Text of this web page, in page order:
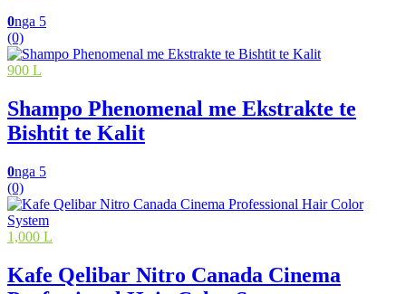
0nga 5
(0)
900 L
Shampo Phenomenal me Ekstrakte te
Bishtit te Kalit
0nga 5
(0)
1,000 L
Kafe Qelibar Nitro Canada Cinema